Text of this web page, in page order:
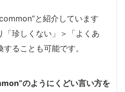
と紹介しています
「珍しくない」＞「よくあ
ることも可能です。
のようにくどい言い方を